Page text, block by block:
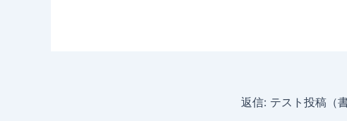
返信: テスト投稿（